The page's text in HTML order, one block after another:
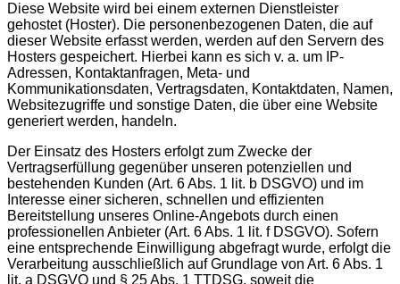
Diese Website wird bei einem externen Dienstleister
gehostet (Hoster). Die personenbezogenen Daten, die auf
dieser Website erfasst werden, werden auf den Servern des
Hosters gespeichert. Hierbei kann es sich v. a. um IP-
Adressen, Kontaktanfragen, Meta- und
Kommunikationsdaten, Vertragsdaten, Kontaktdaten, Namen,
Websitezugriffe und sonstige Daten, die über eine Website
generiert werden, handeln.
Der Einsatz des Hosters erfolgt zum Zwecke der
Vertragserfüllung gegenüber unseren potenziellen und
bestehenden Kunden (Art. 6 Abs. 1 lit. b DSGVO) und im
Interesse einer sicheren, schnellen und effizienten
Bereitstellung unseres Online-Angebots durch einen
professionellen Anbieter (Art. 6 Abs. 1 lit. f DSGVO). Sofern
eine entsprechende Einwilligung abgefragt wurde, erfolgt die
Verarbeitung ausschließlich auf Grundlage von Art. 6 Abs. 1
lit. a DSGVO und § 25 Abs. 1 TTDSG, soweit die